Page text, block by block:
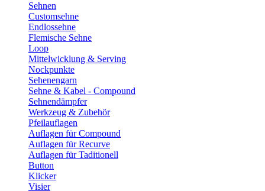
Sehnen
Customsehne
Endlossehne
Flemische Sehne
Loop
Mittelwicklung & Serving
Nockpunkte
Sehenengarn
Sehne & Kabel - Compound
Sehnendämpfer
Werkzeug & Zubehör
Pfeilauflagen
Auflagen für Compound
Auflagen für Recurve
Auflagen für Taditionell
Button
Klicker
Visier